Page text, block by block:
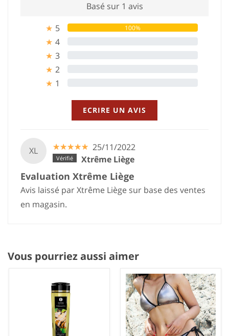
Basé sur 1 avis
★ 5 100%
★ 4
★ 3
★ 2
★ 1
ECRIRE UN AVIS
XL ☆☆☆☆☆
★★★★★ 25/11/2022
Xtrême Liège
Evaluation Xtrême Liège
Avis laissé par Xtrême Liège sur base des ventes
en magasin.
Vous pourriez aussi aimer